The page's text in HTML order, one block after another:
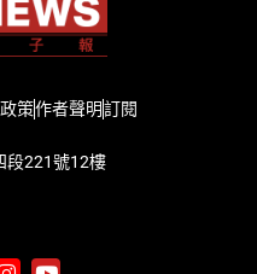
策作者聲明訂閱
段221號12樓